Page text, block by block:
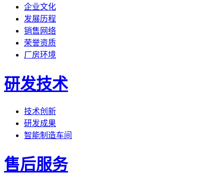
企业文化
发展历程
销售网络
荣誉资质
厂房环境
研发技术
技术创新
研发成果
智能制造车间
售后服务